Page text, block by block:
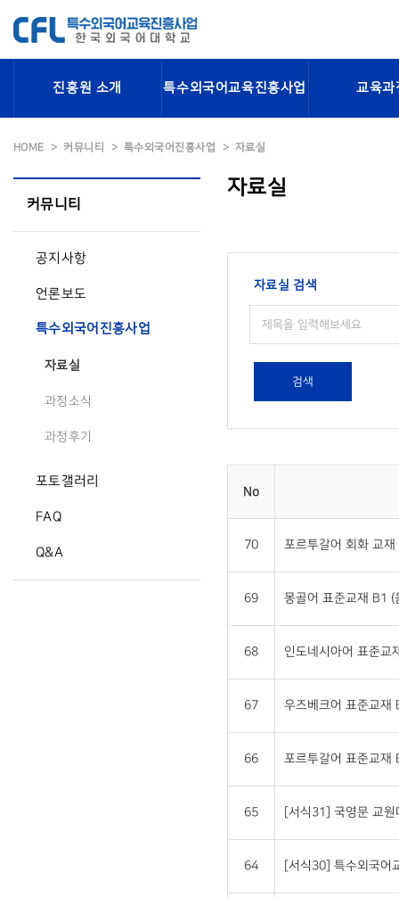
진흥원 소개 특수외국어교육진흥사업 교육과
HOME 커뮤니티 특수외국어진흥사업 자료실
커뮤니티
공지사항
언론보도
특수외국어진흥사업
자료실
과정소식
과정후기
포토갤러리
FAQ
Q&A
자료실
자료실 검색
검색
No
70 포르투갈어 회화 교재
69 몽골어 표준교재 B1 (
68 인도네시아어 표준교
67 우즈베크어 표준교재
66 포르투갈어 표준교재
65 [서식31] 국영문 교
64 [서식30] 특수외국어